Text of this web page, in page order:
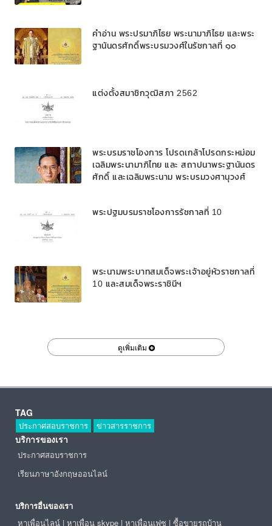
คำอ่าน พระปรมาภิไธย พระนามาภิไธย และพระ
ฐานันดรศักดิ์พระบรมวงศ์ในรัชกาลที่ ๑๐
แต่งตั้งสมาชิกวุฒิสภา 2562
พระบรมราชโองการ โปรดเกล้าโปรดกระหม่อม
เฉลิมพระนามาภิไทย และ สถาปนาพระฐานันดร
ศักดิ์ และเฉลิมพระนาม พระบรมวงศานุวงศ์
พระปฐมบรมราชโองการรัชกาลที่ 10
พระนามพระบาทสมเด็จพระเจ้าอยู่หัวราชกาลที่
10 และสมเด็จพระราชินีฯ
ดูเพิ่มเติม
TAG
ประกาศสอบราชการ ข่าวสารราชการ
บริการของเรา
ประกาศสอบราชการ
เรียนภาษาอังกฤษออนไลน์
บริการอื่นของเรา
หาเพื่อนไลน์ | หาเพื่อน skype | หาเพื่อนเฟซ | ซื้อขายรถบ้าน